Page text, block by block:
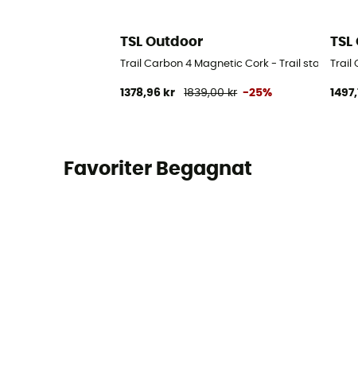
TSL Outdoor
Trail Carbon 4 Magnetic Cork - Trail stavar
1378,96 kr 1839,00 kr -25%
Favoriter Begagnat